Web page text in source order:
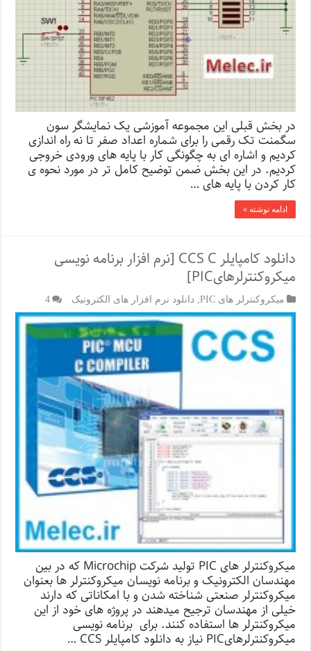
در بخش قبلی این مجموعه آموزشی یک نمایشگر سون
سگمنت تک رقمی را برای شماره اعداد صفر تا نه راه اندازی
کردیم و اشاره ای به چگونگی کار با پایه های ورودی خروجی
کردیم. در این بخش ضمن توضیح کامل تر در مورد نحوه ی
کار کردن با پایه های …
ادامه نوشته »
دانلود کامپایلر CCS C [نرم افزار برنامه نویسی
میکروکنترلرهایPIC]
میکروکنترلر های PIC ,دانلود نرم افزار های الکترونیک 4
میکروکنترلر های PIC تولید شرکت Microchip که در بین
مهندسان الکترونیک و برنامه نویسان میکروکنترلر ها بعنوان
میکروکنترلر صنعتی شناخته شدن و با امکاناتی که دارند
خیلی از مهندسان ترجیح میدهند در پروژه های خود از این
میکروکنترلر ها استفاده کنند. برای برنامه نویسی
میکروکنترلرهایPIC نیاز به دانلود کامپایلر CCS …